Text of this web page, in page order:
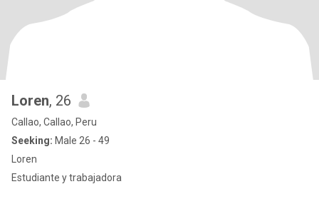
Loren, 26
Callao, Callao, Peru
Seeking: Male 26 - 49
Loren
Estudiante y trabajadora